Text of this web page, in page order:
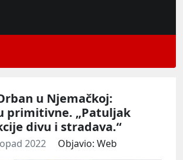
u Njemačkoj:
primitivne. „Patuljak
divu i stradava.“
2022 Objavio: Web